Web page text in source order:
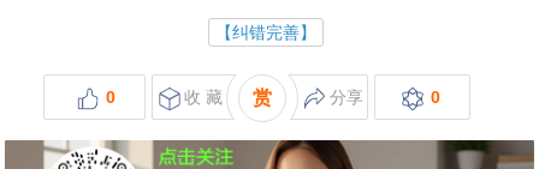
【纠错完善】
0 收 藏 赏 分享 0